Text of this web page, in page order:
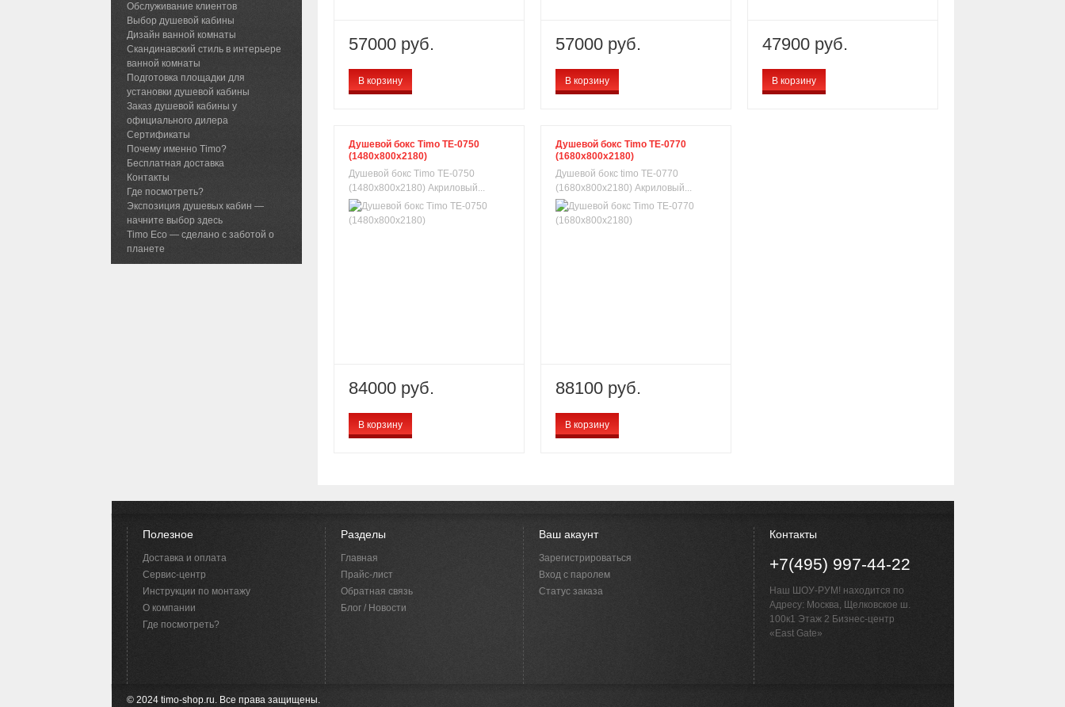
57000 руб.
В корзину
57000 руб.
В корзину
47900 руб.
В корзину
Душевой бокс Timo TE-0750
(1480x800x2180)
Душевой бокс Timo TE-0750
(1480x800x2180) Акриловый...
84000 руб.
В корзину
Душевой бокс Timo TE-0770
(1680x800x2180)
Душевой бокс timo TE-0770
(1680x800x2180) Акриловый...
88100 руб.
В корзину
Обслуживание клиентов
Выбор душевой кабины
Дизайн ванной комнаты
Скандинавский стиль в интерьере
ванной комнаты
Подготовка площадки для
установки душевой кабины
Заказ душевой кабины у
официального дилера
Сертификаты
Почему именно Timo?
Бесплатная доставка
Контакты
Где посмотреть?
Экспозиция душевых кабин —
начните выбор здесь
Timo Eco — сделано с заботой о
планете
Полезное
Доставка и оплата
Сервис-центр
Инструкции по монтажу
O компании
Где посмотреть?
Разделы
Главная
Прайс-лист
Обратная связь
Блог / Новости
Ваш акаунт
Зарегистрироваться
Вход с паролем
Статус заказа
Контакты
+7(495) 997-44-22
Наш ШОУ-РУМ! находится по
Адресу: Москва, Щелковское ш.
100к1 Этаж 2 Бизнес-центр
«East Gate»
© 2024 timo-shop.ru. Все права защищены.